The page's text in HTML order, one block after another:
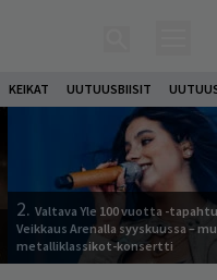
KEIKAT UUTUUSBIISIT
2. Valtava Yle 100 vuotta -
Veikkaus Arenalla syyskuussa –
metalliklassikot-konsertti